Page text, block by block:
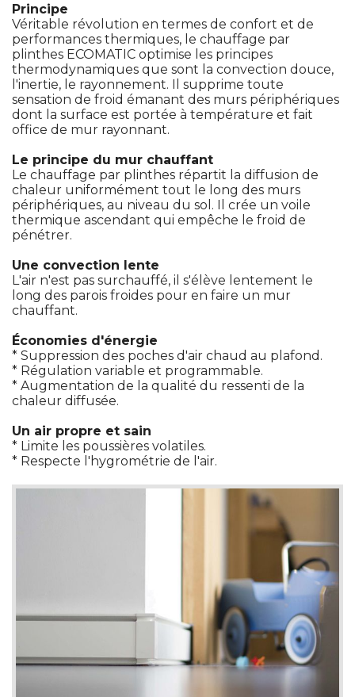
Principe
Véritable révolution en termes de confort et de
performances thermiques, le chauffage par
plinthes ECOMATIC optimise les principes
thermodynamiques que sont la convection douce,
l'inertie, le rayonnement. Il supprime toute
sensation de froid émanant des murs périphériques
dont la surface est portée à température et fait
office de mur rayonnant.
Le principe du mur chauffant
Le chauffage par plinthes répartit la diffusion de
chaleur uniformément tout le long des murs
périphériques, au niveau du sol. Il crée un voile
thermique ascendant qui empêche le froid de
pénétrer.
Une convection lente
L'air n'est pas surchauffé, il s'élève lentement le
long des parois froides pour en faire un mur
chauffant.
Économies d'énergie
* Suppression des poches d'air chaud au plafond.
* Régulation variable et programmable.
* Augmentation de la qualité du ressenti de la
chaleur diffusée.
Un air propre et sain
* Limite les poussières volatiles.
* Respecte l'hygrométrie de l'air.